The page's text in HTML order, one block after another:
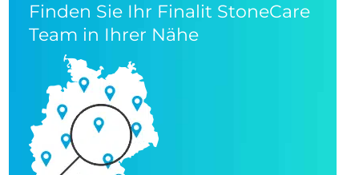
Finden Sie Ihr Finalit StoneCare
Team in Ihrer Nähe